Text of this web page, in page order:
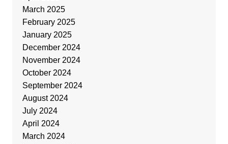
March 2025
February 2025
January 2025
December 2024
November 2024
October 2024
September 2024
August 2024
July 2024
April 2024
March 2024